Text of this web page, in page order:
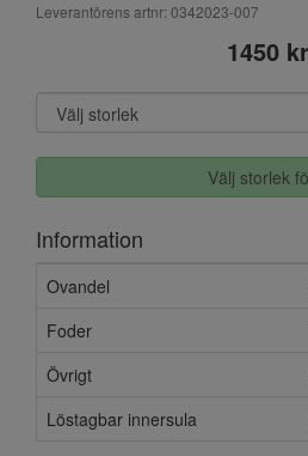
Leverantörens artnr: 0342023-007
1450 kr
Välj storlek
Information
Ovandel
Foder
Övrigt
Löstagbar innersula